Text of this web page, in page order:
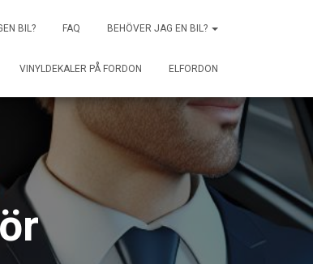
BIL? FAQ BEHÖVER JAG EN BIL?
VINYLDEKALER PÅ FORDON ELFORDON